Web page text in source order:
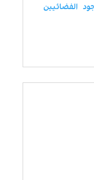
الفضائيين